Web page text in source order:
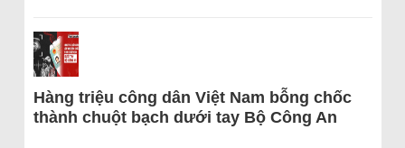
Hàng triệu công dân Việt Nam bỗng chốc
thành chuột bạch dưới tay Bộ Công An